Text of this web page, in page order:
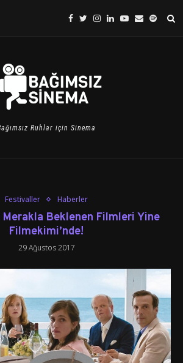
Ruhlar için Sinema
Festivaller Haberler
Merakla Beklenen Filmleri Yine
Filmekimi’nde!
29 Ağustos 2017